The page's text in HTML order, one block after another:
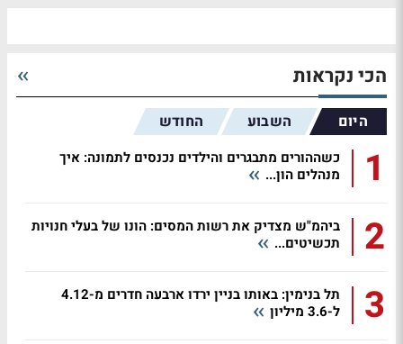
הכי נקראות
היום השבוע החודש
1
כשההורים מתבגרים והילדים נכנסים לתמונה: איך
מנהלים הון...
2
ביהמ"ש מצדיק את רשות המסים: הונו של בעלי חנויות
תכשיטים...
3
תל בנימין: באותו בניין ירדו ארבעה חדרים מ-4.12
ל-3.6 מיליון